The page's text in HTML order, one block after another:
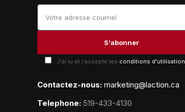
J'ai lu et j'accepte les conditions d'utilisation
Contactez-nous: marketing@laction.ca
Telephone: 519-433-4130